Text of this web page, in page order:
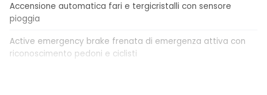
Accensione automatica fari e tergicristalli con sensore
pioggia
Active emergency brake frenata di emergenza attiva con
riconoscimento pedoni e ciclisti